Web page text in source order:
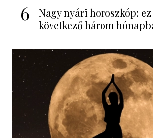
6
Nagy nyári horoszkóp:
következő három